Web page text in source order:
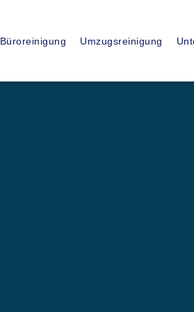
Büroreinigung Umzugsreinigung
15+